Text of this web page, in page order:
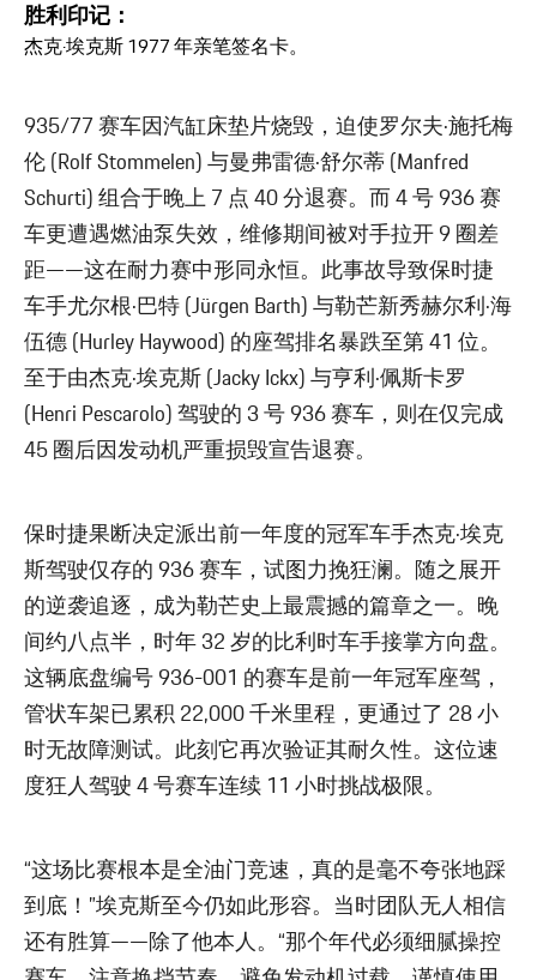
胜利印记：
杰克·埃克斯 1977 年亲笔签名卡。
935/77 赛车因汽缸床垫片烧毁，迫使罗尔夫·施托梅
伦 (Rolf Stommelen) 与曼弗雷德·舒尔蒂 (Manfred
Schurti) 组合于晚上 7 点 40 分退赛。而 4 号 936 赛
车更遭遇燃油泵失效，维修期间被对手拉开 9 圈差
距——这在耐力赛中形同永恒。此事故导致保时捷
车手尤尔根·巴特 (Jürgen Barth) 与勒芒新秀赫尔利·海
伍德 (Hurley Haywood) 的座驾排名暴跌至第 41 位。
至于由杰克·埃克斯 (Jacky Ickx) 与亨利·佩斯卡罗
(Henri Pescarolo) 驾驶的 3 号 936 赛车，则在仅完成
45 圈后因发动机严重损毁宣告退赛。
保时捷果断决定派出前一年度的冠军车手杰克·埃克
斯驾驶仅存的 936 赛车，试图力挽狂澜。随之展开
的逆袭追逐，成为勒芒史上最震撼的篇章之一。晚
间约八点半，时年 32 岁的比利时车手接掌方向盘。
这辆底盘编号 936-001 的赛车是前一年冠军座驾，
管状车架已累积 22,000 千米里程，更通过了 28 小
时无故障测试。此刻它再次验证其耐久性。这位速
度狂人驾驶 4 号赛车连续 11 小时挑战极限。
“这场比赛根本是全油门竞速，真的是毫不夸张地踩
到底！”埃克斯至今仍如此形容。当时团队无人相信
还有胜算——除了他本人。“那个年代必须细腻操控